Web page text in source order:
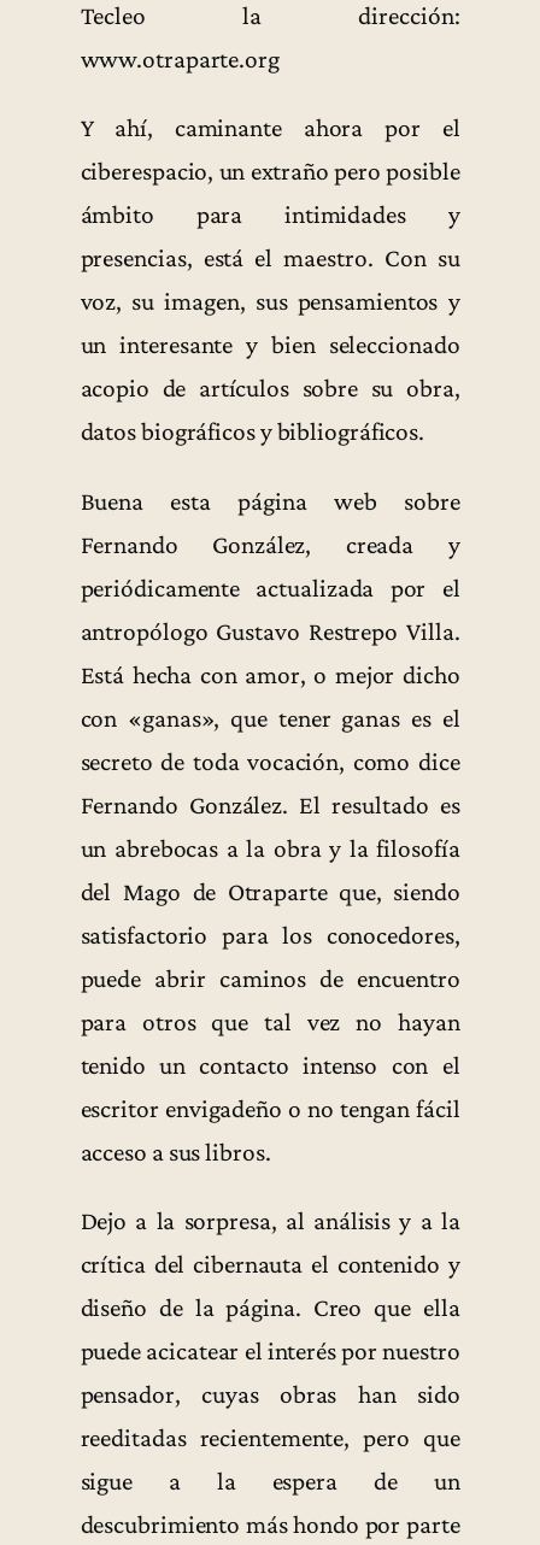
Tecleo la dirección:
www.otraparte.org
Y ahí, caminante ahora por el
ciberespacio, un extraño pero posible
ámbito para intimidades y
presencias, está el maestro. Con su
voz, su imagen, sus pensamientos y
un interesante y bien seleccionado
acopio de artículos sobre su obra,
datos biográficos y bibliográficos.
Buena esta página web sobre
Fernando González, creada y
periódicamente actualizada por el
antropólogo Gustavo Restrepo Villa.
Está hecha con amor, o mejor dicho
con «ganas», que tener ganas es el
secreto de toda vocación, como dice
Fernando González. El resultado es
un abrebocas a la obra y la filosofía
del Mago de Otraparte que, siendo
satisfactorio para los conocedores,
puede abrir caminos de encuentro
para otros que tal vez no hayan
tenido un contacto intenso con el
escritor envigadeño o no tengan fácil
acceso a sus libros.
Dejo a la sorpresa, al análisis y a la
crítica del cibernauta el contenido y
diseño de la página. Creo que ella
puede acicatear el interés por nuestro
pensador, cuyas obras han sido
reeditadas recientemente, pero que
sigue a la espera de un
descubrimiento más hondo por parte